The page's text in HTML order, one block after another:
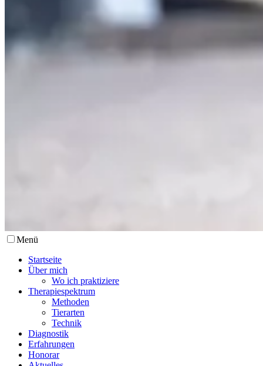
Menü
Startseite
Über mich
Wo ich praktiziere
Therapiespektrum
Methoden
Tierarten
Technik
Diagnostik
Erfahrungen
Honorar